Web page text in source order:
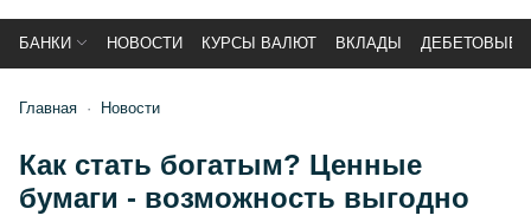
БАНКИ НОВОСТИ КУРСЫ ВАЛЮТ ВКЛАДЫ ДЕБЕТОВЫЕ
Главная Новости
Как стать богатым? Ценные
бумаги - возможность выгодно